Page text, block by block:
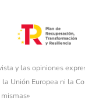
y las opiniones
Unión Europea ni la